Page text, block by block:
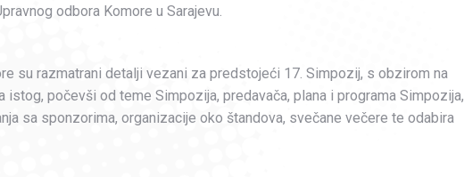
odbora Komore u Sarajevu.
su razmatrani detalji vezani za predstojeći 17. Simpozij, s obzirom na
istog, počevši od teme Simpozija, predavača, plana i programa Simpozija,
sa sponzorima, organizacije oko štandova, svečane večere te odabira